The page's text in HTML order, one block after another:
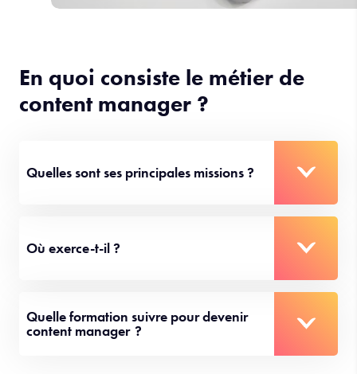
En quoi consiste le métier de
content manager ?
Quelles sont ses principales missions ?
Où exerce-t-il ?
Quelle formation suivre pour devenir
content manager ?